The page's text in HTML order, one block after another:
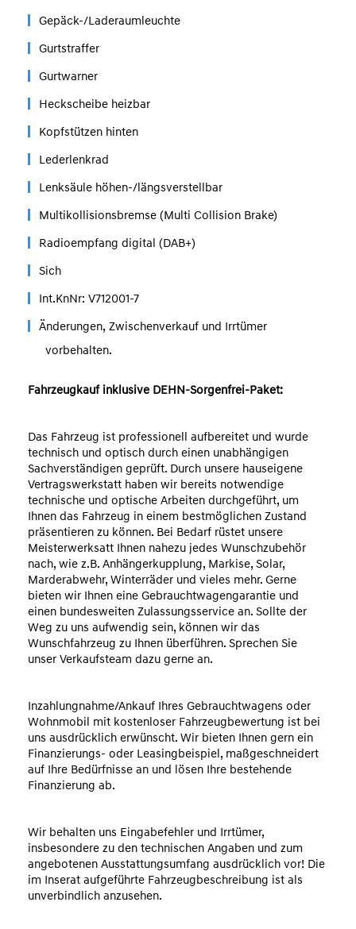
Gepäck-/Laderaumleuchte
Gurtstraffer
Gurtwarner
Heckscheibe heizbar
Kopfstützen hinten
Lederlenkrad
Lenksäule höhen-/längsverstellbar
Multikollisionsbremse (Multi Collision Brake)
Radioempfang digital (DAB+)
Sich
Int.KnNr: V712001-7
Änderungen, Zwischenverkauf und Irrtümer
vorbehalten.
Fahrzeugkauf inklusive DEHN-Sorgenfrei-Paket:
Das Fahrzeug ist professionell aufbereitet und wurde
technisch und optisch durch einen unabhängigen
Sachverständigen geprüft. Durch unsere hauseigene
Vertragswerkstatt haben wir bereits notwendige
technische und optische Arbeiten durchgeführt, um
Ihnen das Fahrzeug in einem bestmöglichen Zustand
präsentieren zu können. Bei Bedarf rüstet unsere
Meisterwerksatt Ihnen nahezu jedes Wunschzubehör
nach, wie z.B. Anhängerkupplung, Markise, Solar,
Marderabwehr, Winterräder und vieles mehr. Gerne
bieten wir Ihnen eine Gebrauchtwagengarantie und
einen bundesweiten Zulassungsservice an. Sollte der
Weg zu uns aufwendig sein, können wir das
Wunschfahrzeug zu Ihnen überführen. Sprechen Sie
unser Verkaufsteam dazu gerne an.
Inzahlungnahme/Ankauf Ihres Gebrauchtwagens oder
Wohnmobil mit kostenloser Fahrzeugbewertung ist bei
uns ausdrücklich erwünscht. Wir bieten Ihnen gern ein
Finanzierungs- oder Leasingbeispiel, maßgeschneidert
auf Ihre Bedürfnisse an und lösen Ihre bestehende
Finanzierung ab.
Wir behalten uns Eingabefehler und Irrtümer,
insbesondere zu den technischen Angaben und zum
angebotenen Ausstattungsumfang ausdrücklich vor! Die
im Inserat aufgeführte Fahrzeugbeschreibung ist als
unverbindlich anzusehen.